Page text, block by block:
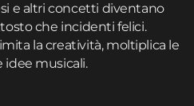
e altri concetti diventano
che incidenti felici.
la creatività, moltiplica le
idee musicali.